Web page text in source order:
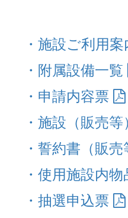
・施設ご利用案
・附属設備一覧
・申請内容票
・施設（販売
・誓約書（販売
・使用施設内
・抽選申込票